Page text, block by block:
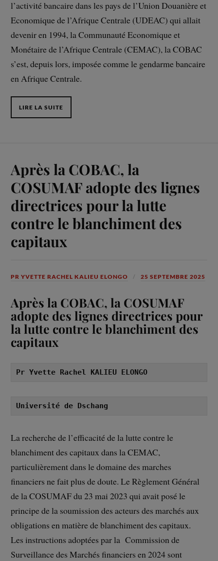
l’activité bancaire dans les pays de l’Union Douanière et
Economique de l’Afrique Centrale (UDEAC) qui allait
devenir en 1994, la Communauté Economique et
Monétaire de l’Afrique Centrale (CEMAC), la COBAC
s’est, depuis lors, imposée comme le gendarme bancaire
en Afrique Centrale.
LIRE LA SUITE
Après la COBAC, la
COSUMAF adopte des lignes
directrices pour la lutte
contre le blanchiment des
capitaux
PR YVETTE RACHEL KALIEU ELONGO 25 SEPTEMBRE 2025
Après la COBAC, la COSUMAF
adopte des lignes directrices pour
la lutte contre le blanchiment des
capitaux
Pr Yvette Rachel KALIEU ELONGO
Université de Dschang
La recherche de l’efficacité de la lutte contre le
blanchiment des capitaux dans la CEMAC,
particulièrement dans le domaine des marches
financiers ne fait plus de doute. Le Règlement Général
de la COSUMAF du 23 mai 2023 qui avait posé le
principe de la soumission des acteurs des marchés aux
obligations en matière de blanchiment des capitaux.
Les instructions adoptées par la Commission de
Surveillance des Marchés financiers en 2024 sont